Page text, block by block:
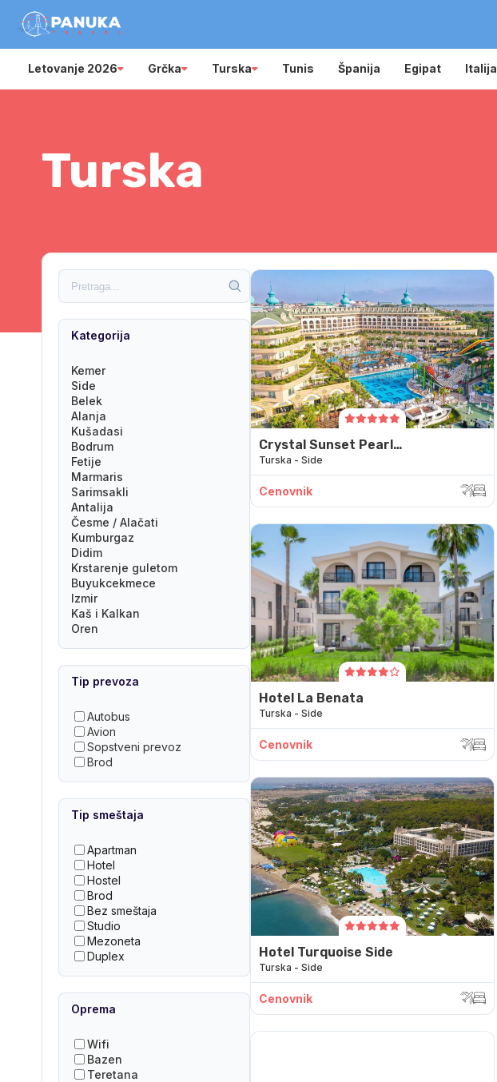
Letovanje 2026 Grčka Turska Tunis Španija Egipat Italija
Turska
Kategorija
Kemer
Side
Belek
Alanja
Kušadasi
Bodrum
Fetije
Marmaris
Sarimsakli
Antalija
Česme / Alačati
Kumburgaz
Didim
Krstarenje guletom
Buyukcekmece
Izmir
Kaš i Kalkan
Oren
Tip prevoza
Autobus
Avion
Sopstveni prevoz
Brod
Tip smeštaja
Apartman
Hotel
Hostel
Brod
Bez smeštaja
Studio
Mezoneta
Duplex
Oprema
Wifi
Bazen
Teretana
Crystal Sunset Pearl
Collection
Turska - Side
Cenovnik
Hotel La Benata
Turska - Side
Cenovnik
Hotel Turquoise Side
Turska - Side
Cenovnik